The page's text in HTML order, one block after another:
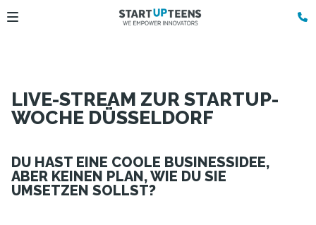
LIVE-STREAM ZUR STARTUP-
WOCHE DÜSSELDORF
DU HAST EINE COOLE BUSINESSIDEE,
ABER KEINEN PLAN, WIE DU SIE
UMSETZEN SOLLST?